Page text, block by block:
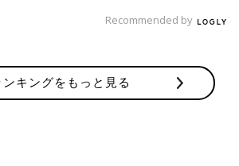
Recommended by
ンキングをもっと見る